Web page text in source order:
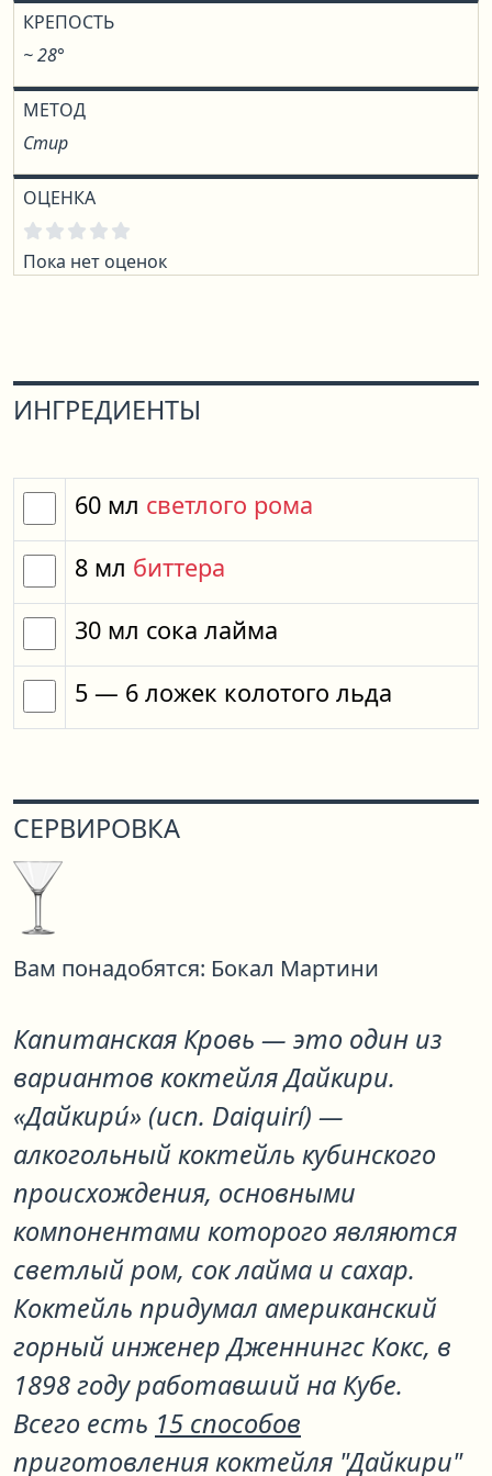
КРЕПОСТЬ
~ 28°
МЕТОД
Стир
ОЦЕНКА
Пока нет оценок
ИНГРЕДИЕНТЫ
60 мл светлого рома
8 мл биттера
30 мл сока лайма
5 — 6 ложек колотого льда
СЕРВИРОВКА
Вам понадобятся: Бокал Мартини
Капитанская Кровь — это один из
вариантов коктейляДайкири.
«Дайкири́» (исп. Daiquirí) —
алкогольный коктейль кубинского
происхождения, основными
компонентами которого являются
светлый ром, сок лайма и сахар.
Коктейль придумал американский
горный инженер Дженнингс Кокс, в
1898 году работавший на Кубе.
Всего есть 15 способов
приготовления коктейля "Дайкири"